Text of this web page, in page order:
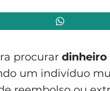
procurar dinheiro
um indivíduo